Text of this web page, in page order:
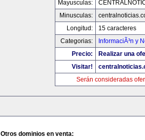
Mayusculas:
Minusculas:
Longitud:
15 caracteres
Categorias:
InformaciÃ³n y
Precio:
Realizar una
Visitar!
Serán consideradas
Otros dominios en venta: